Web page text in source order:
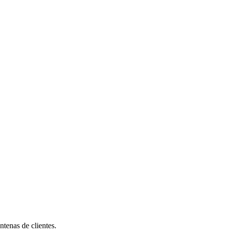
de clientes.